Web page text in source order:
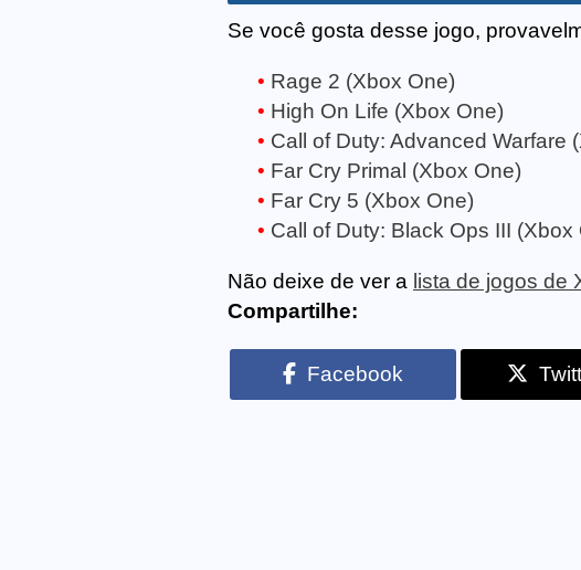
Se você gosta desse jogo,
Rage 2 (Xbox One)
High On Life (Xbox One)
Call of Duty: Advanced Warfare
Far Cry Primal (Xbox One)
Far Cry 5 (Xbox One)
Call of Duty: Black Ops III (Xbox
Não deixe de ver a lista de jogos de
Compartilhe:
Facebook